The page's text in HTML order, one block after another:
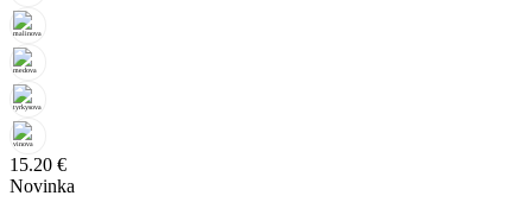
15.20 €
Novinka